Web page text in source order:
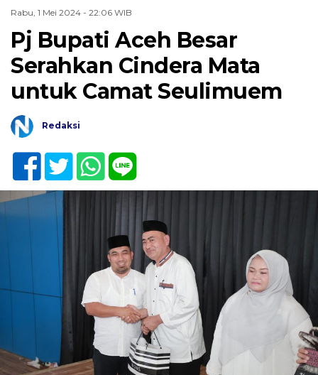
Rabu, 1 Mei 2024 - 22:06 WIB
Pj Bupati Aceh Besar
Serahkan Cindera Mata
untuk Camat Seulimuem
Redaksi